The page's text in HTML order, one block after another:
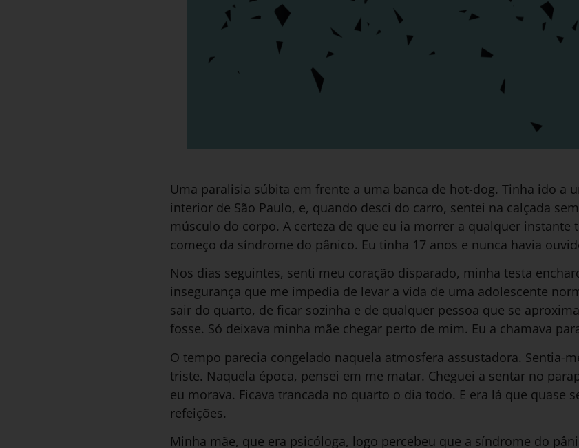
Uma paralisia súbita em frente a uma banca de hot-dog. Tinha ido a
interior de São Paulo, e, quando desci do carro, sentei na calçada
músculo do corpo. A certeza de que eu ia morrer a qualquer instante
começo da síndrome do pânico. Eu tinha 17 anos e nunca havia
Nos dias seguintes, senti meu coração disparado, minha testa
insegurança que me impedia de levar a vida de uma adolescente
sair do quarto, de ficar sozinha e de qualquer pessoa que se
fosse. Só deixava minha mãe chegar perto de mim. Eu a chamava
O tempo parecia congelado naquela atmosfera assustadora. Sentia-
triste. Naquela época, pensei em me matar. Cheguei a sentar no
eu morava. Ficava trancada no quarto o dia todo. E era lá que quase
refeições.
Minha mãe, que era psicóloga, logo percebeu que a síndrome do